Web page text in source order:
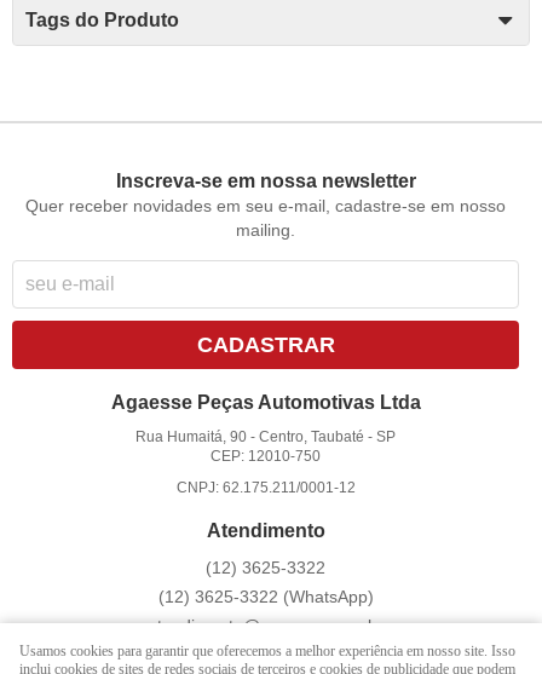
Tags do Produto
Inscreva-se em nossa newsletter
Quer receber novidades em seu e-mail, cadastre-se em nosso
mailing.
CADASTRAR
Agaesse Peças Automotivas Ltda
Rua Humaitá, 90 -Centro, Taubaté -SP
CEP: 12010-750
CNPJ: 62.175.211/0001-12
Atendimento
(12) 3625-3322
(12) 3625-3322 (WhatsApp)
atendimento@agaesse.com.br
Usamos cookies para garantir que oferecemos a melhor experiência em nosso site. Isso
inclui cookies de sites de redes sociais de terceiros e cookies de publicidade que podem